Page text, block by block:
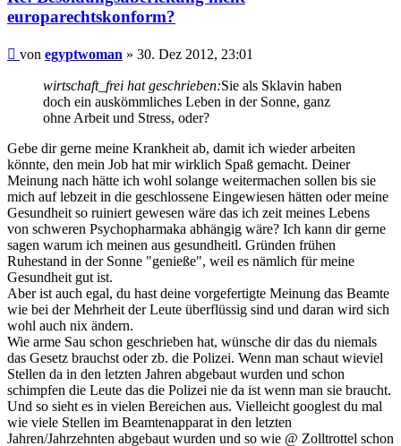
europarechtskonform?
Beitrag
von egyptwoman » 30. Dez 2012, 23:01
wirtschaft_frei hat geschrieben:Sie als Sklavin haben
doch ein auskömmliches Leben in der Sonne, ganz
ohne Arbeit und Stress, oder?
Gebe dir gerne meine Krankheit ab, damit ich wieder arbeiten
könnte, den mein Job hat mir wirklich Spaß gemacht. Deiner
Meinung nach hätte ich wohl solange weitermachen sollen bis sie
mich auf lebzeit in die geschlossene Eingewiesen hätten oder meine
Gesundheit so ruiniert gewesen wäre das ich zeit meines Lebens
von schweren Psychopharmaka abhängig wäre? Ich kann dir gerne
sagen warum ich meinen aus gesundheitl. Gründen frühen
Ruhestand in der Sonne "genieße", weil es nämlich für meine
Gesundheit gut ist.
Aber ist auch egal, du hast deine vorgefertigte Meinung das Beamte
wie bei der Mehrheit der Leute überflüssig sind und daran wird sich
wohl auch nix ändern.
Wie arme Sau schon geschrieben hat, wünsche dir das du niemals
das Gesetz brauchst oder zb. die Polizei. Wenn man schaut wieviel
Stellen da in den letzten Jahren abgebaut wurden und schon
schimpfen die Leute das die Polizei nie da ist wenn man sie braucht.
Und so sieht es in vielen Bereichen aus. Vielleicht googlest du mal
wie viele Stellen im Beamtenapparat in den letzten
Jahren/Jahrzehnten abgebaut wurden und so wie @ Zolltrottel schon